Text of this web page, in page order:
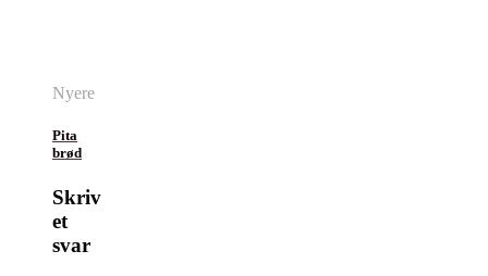
Nyere
Pita
brød
Skriv
et
svar